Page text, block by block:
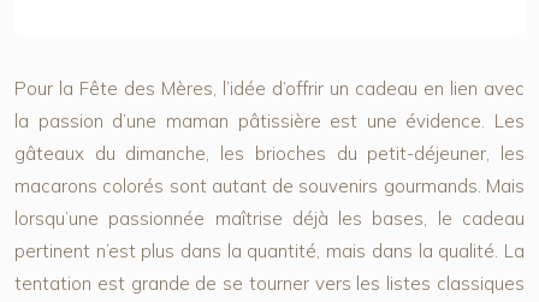
Pour la Fête des Mères, l’idée d’offrir un cadeau en lien avec
la passion d’une maman pâtissière est une évidence. Les
gâteaux du dimanche, les brioches du petit-déjeuner, les
macarons colorés sont autant de souvenirs gourmands. Mais
lorsqu’une passionnée maîtrise déjà les bases, le cadeau
pertinent n’est plus dans la quantité, mais dans la qualité. La
tentation est grande de se tourner vers les listes classiques